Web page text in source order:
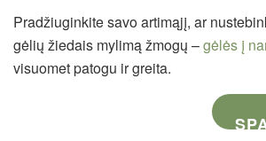
Pradžiuginkite savo artimąjį, ar
gėlių žiedais mylimą žmogų –gėlės į
visuomet patogu ir greita.